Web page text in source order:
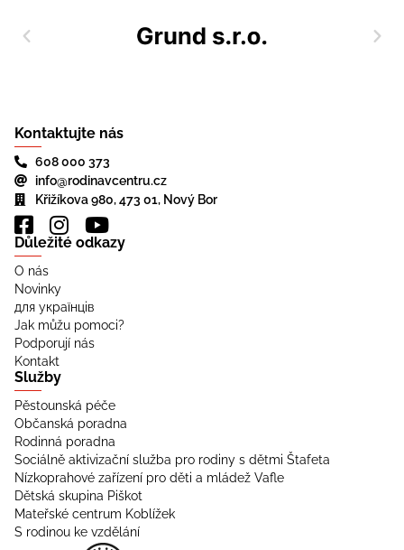
Kontaktujte nás
608 000 373
info@rodinavcentru.cz
Křižíkova 980, 473 01, Nový Bor
Důležité odkazy
O nás
Novinky
для українців
Jak můžu pomoci?
Podporují nás
Kontakt
Služby
Pěstounská péče
Občanská poradna
Rodinná poradna
Sociálně aktivizační služba pro rodiny s dětmi Štafeta
Nízkoprahové zařízení pro děti a mládež Vafle
Dětská skupina Piškot
Mateřské centrum Koblížek
S rodinou ke vzdělání